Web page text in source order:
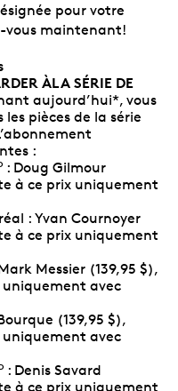
pour votre
vous maintenant!
ÀLA SÉRIE DE
aujourd’hui*, vous
pièces de la série
:
: Doug Gilmour
à ce prix uniquement
: Yvan Cournoyer
à ce prix uniquement
Messier (139,95 $),
avec
(139,95 $),
avec
: Denis Savard
à ce prix uniquement